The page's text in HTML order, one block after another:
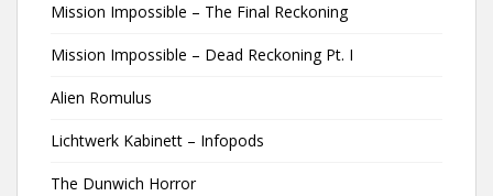
Mission Impossible – The Final Reckoning
Mission Impossible – Dead Reckoning Pt. I
Alien Romulus
Lichtwerk Kabinett – Infopods
The Dunwich Horror